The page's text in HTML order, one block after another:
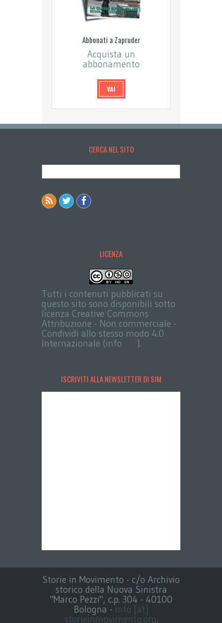
Abbonati a Zapruder
Acquista un
abbonamento
VAI
CERCA NEL SITO
LICENZA
Tutti i contenuti pubblicati su
questo sito sono disponibili sotto
licenza Creative Commons
Attribuzione - Non commerciale -
Condividi allo stesso modo 4.0
Internazionale (info
).
ISCRIVITI ALLA NEWSLETTER DI SIM
Storie in Movimento - c/o Archivio
storico della Nuova Sinistra
"Marco Pezzi", c.p. 304 - 40100
Bologna - info [at]
storieinmovimento.org.